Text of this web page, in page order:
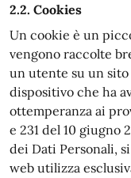
2.2. Cookies
Un cookie è un
vengono raccolte
un utente su un
dispositivo che ha
ottemperanza ai
e 231 del 10 giugno
dei Dati Personali,
web utilizza